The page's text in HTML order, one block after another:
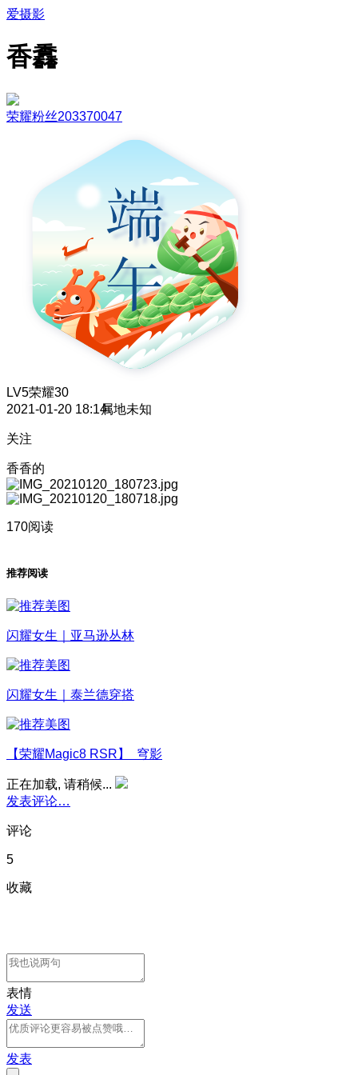
爱摄影
香馫
荣耀粉丝203370047
LV5荣耀30
2021-01-20 18:14属地未知
关注
香香的
170阅读
推荐阅读
闪耀女生｜亚马逊丛林
闪耀女生｜泰兰德穿搭
【荣耀Magic8 RSR】 穹影
正在加载, 请稍候...
发表评论…
评论
5
收藏
表情
发送
发表